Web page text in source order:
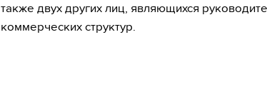
также двух других лиц, являющихся
коммерческих структур.